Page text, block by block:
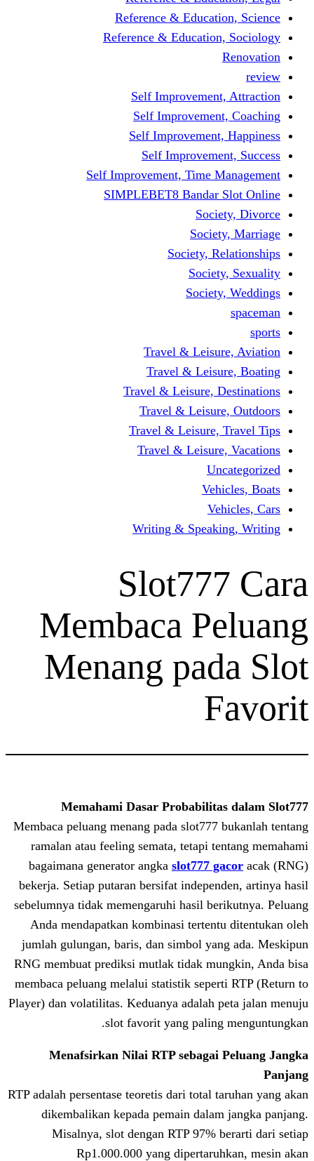
Reference &
Reference &
Self
Self
Self
Self
Self Improvement, Time
SIMPLEBET8 Bandar
Society,
Travel &
Travel &
Travel & Leisure,
Travel &
Travel & Leisure,
Travel &
Writing &
Membaca
Menang
Memahami Dasar
Membaca peluang menang pada slot777
ramalan atau feeling semata, tetapi
bagaimana generator angkaslot777
bekerja. Setiap putaran bersifat
sebelumnya tidak memengaruhi hasil
Anda mendapatkan kombinasi
jumlah gulungan, baris, dan simbol
RNG membuat prediksi mutlak tidak
membaca peluang melalui statistik
Player) dan volatilitas. Keduanya adalah
slot favorit yang
Menafsirkan Nilai RTP sebagai
RTP adalah persentase teoretis dari total
dikembalikan kepada pemain
Misalnya, slot dengan RTP 97%
Rp1.000.000 yang